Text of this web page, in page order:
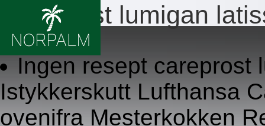
Careprost lumigan
8.8.2026
Ingen resept careprost
Istykkerskutt Lufthansa
ovenifra Mesterkokken